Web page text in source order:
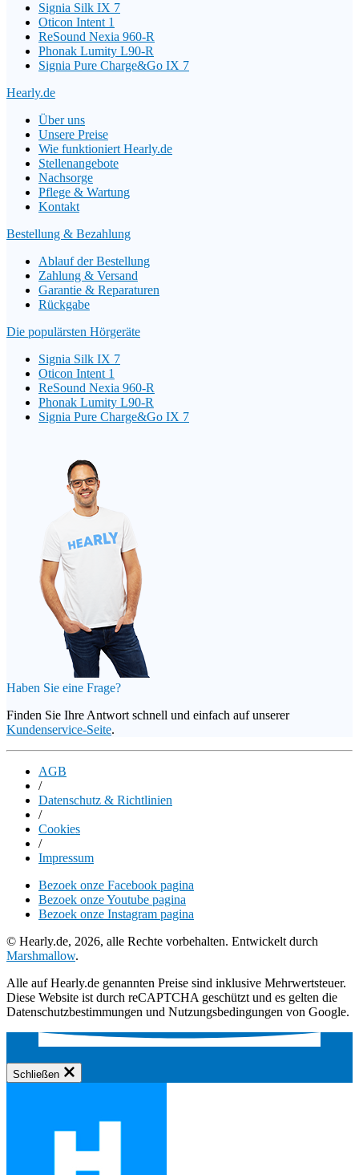
Signia Silk IX 7
Oticon Intent 1
ReSound Nexia 960-R
Phonak Lumity L90-R
Signia Pure Charge&Go IX 7
Hearly.de
Über uns
Unsere Preise
Wie funktioniert Hearly.de
Stellenangebote
Nachsorge
Pflege & Wartung
Kontakt
Bestellung & Bezahlung
Ablauf der Bestellung
Zahlung & Versand
Garantie & Reparaturen
Rückgabe
Die populärsten Hörgeräte
Signia Silk IX 7
Oticon Intent 1
ReSound Nexia 960-R
Phonak Lumity L90-R
Signia Pure Charge&Go IX 7
Haben Sie eine Frage?
Finden Sie Ihre Antwort schnell und einfach auf unserer
Kundenservice-Seite.
AGB
/
Datenschutz & Richtlinien
/
Cookies
/
Impressum
Bezoek onze Facebook pagina
Bezoek onze Youtube pagina
Bezoek onze Instagram pagina
© Hearly.de, 2026, alle Rechte vorbehalten. Entwickelt durch
Marshmallow.
Alle auf Hearly.de genannten Preise sind inklusive Mehrwertsteuer.
Diese Website ist durch reCAPTCHA geschützt und es gelten die
Datenschutzbestimmungen und Nutzungsbedingungen von Google.
Schließen